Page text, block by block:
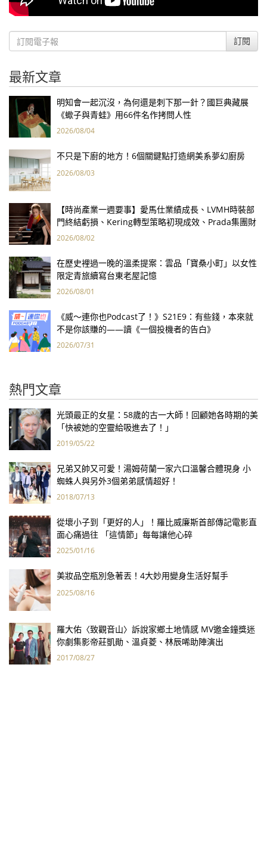
訂閱
最新文章
明知會一起沉沒，為何還是刺下那一針？國巨典藏展
《蠍子與青蛙》用66件名作拷問人性
2026/08/04
不只是下廚的地方！6個關鍵點打造網美系夢幻廚房
2026/08/03
【時尚產業一週要事】愛馬仕業績成長、LVMH時裝部
門終結虧損、Kering轉型策略初現成效、Prada集團財
報亮眼
2026/08/02
在歷史裡過一晚的溫柔提案：雲品「寶桑小町」以女性
限定青旅續寫台東老屋記憶
2026/08/01
《威～連你也Podcast了！》S21E9：有些錢，本來就
不是你該賺的——讀《一個投機者的告白》
2026/07/31
熱門文章
光頭最正的女星：58歲的古一大師！回顧她各時期的美
「快被她的空靈給吸進去了！」
2019/05/22
兄弟又帥又可愛！湯姆荷蘭一家六口溫馨合體現身 小
蜘蛛人與另外3個弟弟感情超好！
2018/07/13
從壞小子到「更好的人」！羅比威廉斯首部傳記電影直
面心痛過往 「這情節」每每讓他心碎
2025/01/16
美妝品空瓶別急著丟！4大妙用變身生活好幫手
2025/08/16
羅大佑〈致觀音山〉訴說家鄉土地情感 MV邀金鐘獎迷
你劇集影帝莊凱勛、溫貞菱、林辰唏助陣演出
2017/08/27